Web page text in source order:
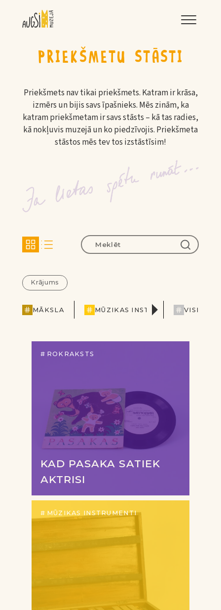
PRIEKŠMETU STĀSTI
Priekšmets nav tikai priekšmets. Katram ir krāsa,
izmērs un bijis savs īpašnieks. Mēs zinām, ka
katram priekšmetam ir savs stāsts – kā tas radies,
kā nokļuvis muzejā un ko piedzīvojis. Priekšmeta
stāstos mēs tev tos izstāstīsim!
Krājums
MĀKSLA MŪZIKAS INSTRUMENTIVISI
ROKRAKSTS
KAD PASAKA SATIEK
AKTRISI
MŪZIKAS INSTRUMENTI